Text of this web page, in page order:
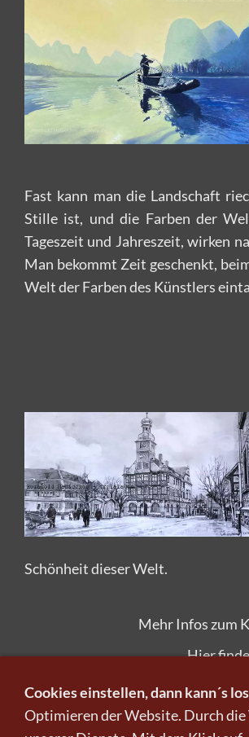
Fast kann man die Landschaft
Stille ist, und die Farben der
Tageszeit und Jahreszeit, wirken
Man bekommt Zeit geschenkt,
Welt der Farben des Künstlers
Schönheit dieser Welt.
Mehr Infos zum
Hier
Cookies einstellen, dann kann´s
Optimieren der Website. Durch